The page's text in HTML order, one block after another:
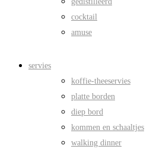
cocktail
amuse
servies
koffie-theeservies
platte borden
diep bord
kommen en schaaltjes
walking dinner